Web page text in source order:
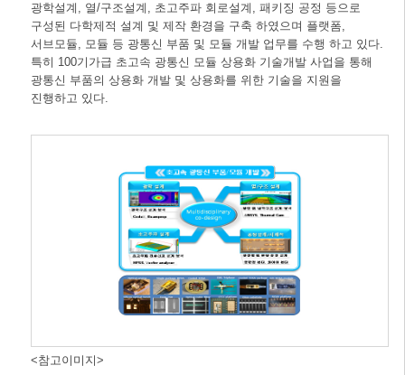
광학설계, 열/구조설계, 초고주파 회로설계, 패키징 공정 등으로
구성된 다학제적 설계 및 제작 환경을 구축 하였으며 플랫폼,
서브모듈, 모듈 등 광통신 부품 및 모듈 개발 업무를 수행 하고 있다.
특히 100기가급 초고속 광통신 모듈 상용화 기술개발 사업을 통해
광통신 부품의 상용화 개발 및 상용화를 위한 기술을 지원을
진행하고 있다.
<참고이미지>